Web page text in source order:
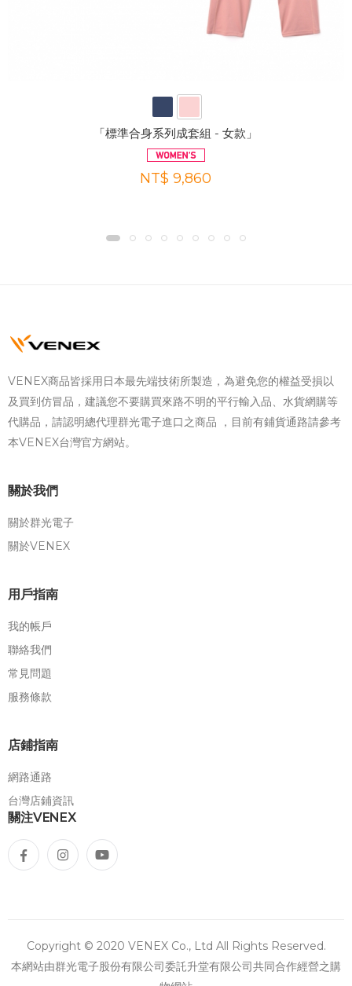
「標準合身系列成套組 - 女款」
NT$ 9,860
VENEX商品皆採用日本最先端技術所製造，為避免您的權益受損以
及買到仿冒品，建議您不要購買來路不明的平行輸入品、水貨網購等
代購品，請認明總代理群光電子進口之商品 ，目前有鋪貨通路請參考
本VENEX台灣官方網站。
關於我們
關於群光電子
關於VENEX
用戶指南
我的帳戶
聯絡我們
常見問題
服務條款
店鋪指南
網路通路
台灣店鋪資訊
關注VENEX
Copyright © 2020 VENEX Co., Ltd All Rights Reserved.
本網站由群光電子股份有限公司委託升堂有限公司共同合作經營之購